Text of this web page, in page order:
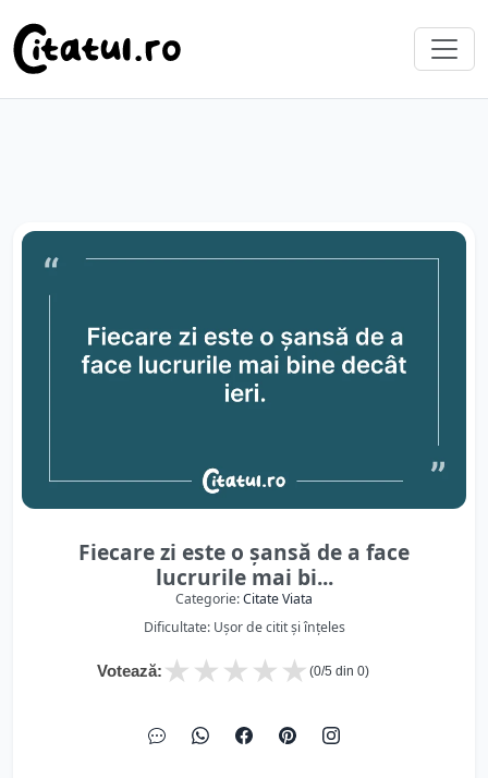
Fiecare zi este o șansă de a face
lucrurile mai bi...
Categorie:Citate Viata
Dificultate: Ușor de citit și înțeles
Votează: ★
★
★
★
★ (0/5 din 0)